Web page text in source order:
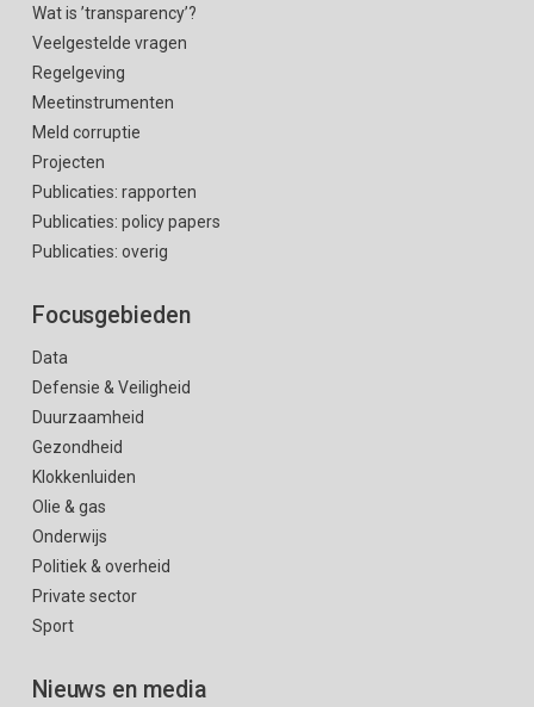
Wat is ’transparency’?
Veelgestelde vragen
Regelgeving
Meetinstrumenten
Meld corruptie
Projecten
Publicaties: rapporten
Publicaties: policy papers
Publicaties: overig
Focusgebieden
Data
Defensie & Veiligheid
Duurzaamheid
Gezondheid
Klokkenluiden
Olie & gas
Onderwijs
Politiek & overheid
Private sector
Sport
Nieuws en media